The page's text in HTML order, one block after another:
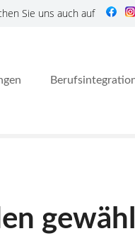
Sie uns auch auf